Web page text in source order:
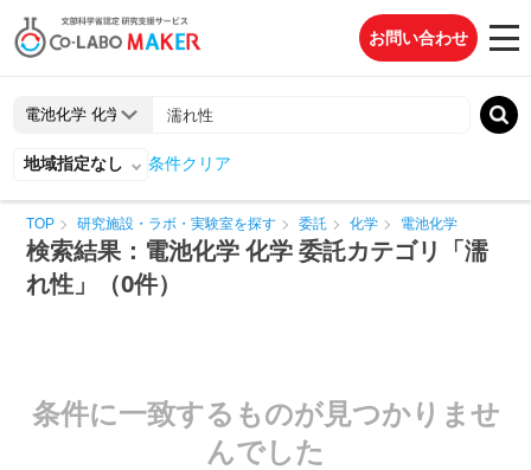
お問い合わせ
地域指定なし 条件クリア
TOP 研究施設・ラボ・実験室を探す 委託 化学 電池化学
検索結果：電池化学 化学 委託カテゴリ「濡
れ性」（0件）
条件に一致するものが見つかりませ
んでした